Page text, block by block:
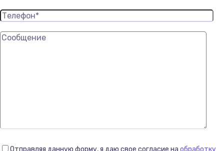
Отправляя данную форму, я даю свое согласие на обработку